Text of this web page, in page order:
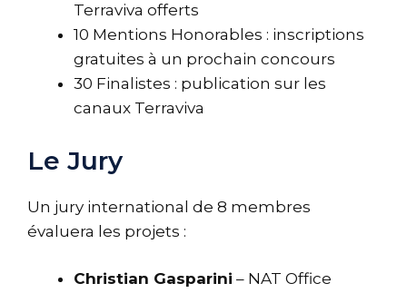
Terraviva offerts
10 Mentions Honorables : inscriptions
gratuites à un prochain concours
30 Finalistes : publication sur les
canaux Terraviva
Le Jury
Un jury international de 8 membres
évaluera les projets :
Christian Gasparini – NAT Office